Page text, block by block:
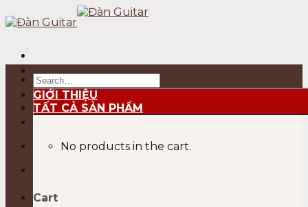
to
Search
for:
No products in the cart.
Cart
GIỚI THIỆU
TẤT CẢ SẢN PHẨM